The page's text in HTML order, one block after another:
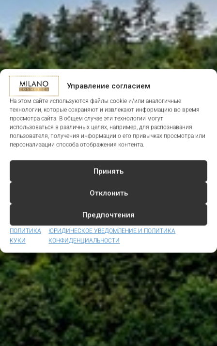
Управление согласием
На этом сайте используются файлы cookie и/или аналогичные
технологии, которые сохраняют и извлекают информацию во время
просмотра сайта. В общем случае эти технологии могут
использоваться в различных целях, например, для распознавания
пользователя, получения информации о его привычках просмотра или
персонализации способа отображения контента.
Принять
Отклонить
Предпочтения
ПОЛИТИКА
КУКИ
ЮРИДИЧЕСКОЕ УВЕДОМЛЕНИЕ И ПОЛИТИКА
КОНФИДЕНЦИАЛЬНОСТИ